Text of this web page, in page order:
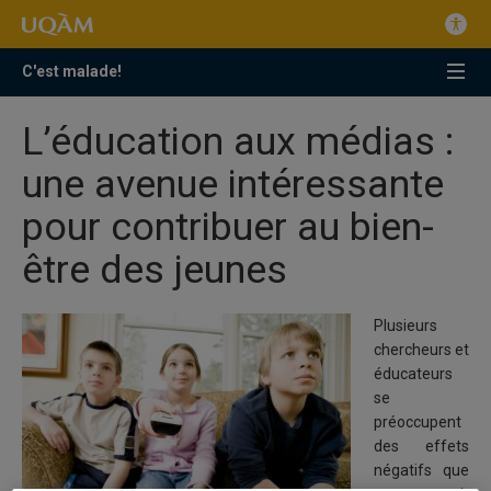
C'est malade!
L’éducation aux médias :
une avenue intéressante
pour contribuer au bien-
être des jeunes
Plusieurs
chercheurs et
éducateurs
se
préoccupent
des effets
négatifs que